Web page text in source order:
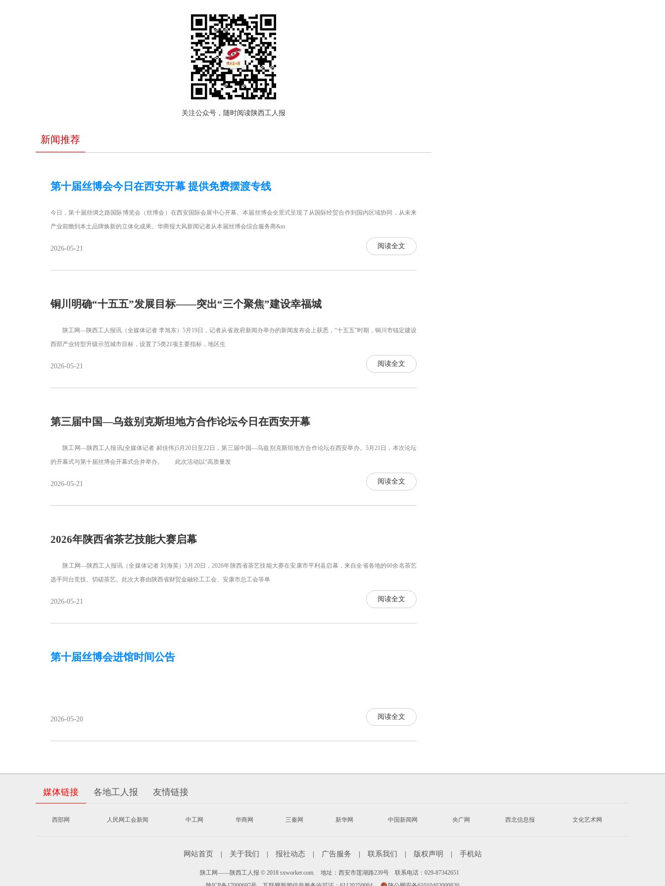
关注公众号，随时阅读陕西工人报
新闻推荐
第十届丝博会今日在西安开幕 提供免费摆渡专线
今日，第十届丝绸之路国际博览会（丝博会）在西安国际会展中心开幕。本届丝博会全景式呈现了从国际经贸合作到国内区域协同，从未来
产业前瞻到本土品牌焕新的立体化成果。华商报大风新闻记者从本届丝博会综合服务商&m
2026-05-21 阅读全文
铜川明确“十五五”发展目标——突出“三个聚焦”建设幸福城
陕工网—陕西工人报讯（全媒体记者 李旭东）5月19日，记者从省政府新闻办举办的新闻发布会上获悉，“十五五”时期，铜川市锚定建设
西部产业转型升级示范城市目标，设置了5类21项主要指标，地区生
2026-05-21 阅读全文
第三届中国—乌兹别克斯坦地方合作论坛今日在西安开幕
陕工网—陕西工人报讯(全媒体记者 郝佳伟)5月20日至22日，第三届中国—乌兹别克斯坦地方合作论坛在西安举办。5月21日，本次论坛
的开幕式与第十届丝博会开幕式合并举办。 此次活动以“高质量发
2026-05-21 阅读全文
2026年陕西省茶艺技能大赛启幕
陕工网—陕西工人报讯（全媒体记者 刘海英）5月20日，2026年陕西省茶艺技能大赛在安康市平利县启幕，来自全省各地的60余名茶艺
选手同台竞技、切磋茶艺。此次大赛由陕西省财贸金融轻工工会、安康市总工会等单
2026-05-21 阅读全文
第十届丝博会进馆时间公告
2026-05-20 阅读全文
媒体链接 各地工人报 友情链接
西部网 人民网工会新闻 中工网 华商网 三秦网 新华网 中国新闻网 央广网 西北信息报 文化艺术网
网站首页 | 关于我们 | 报社动态 | 广告服务 | 联系我们 | 版权声明 | 手机站
陕工网——陕西工人报 © 2018 sxworker.com. 地址：西安市莲湖路239号 联系电话：029-87342651